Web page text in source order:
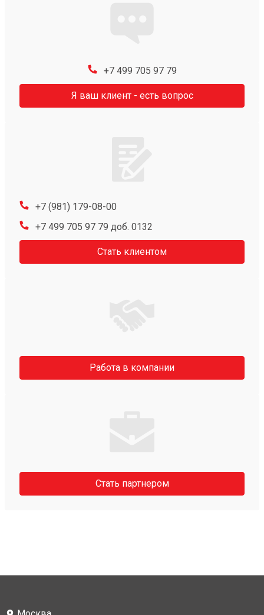
+7 499 705 97 79
Я ваш клиент - есть вопрос
+7 (981) 179-08-00
+7 499 705 97 79 доб. 0132
Стать клиентом
Работа в компании
Стать партнером